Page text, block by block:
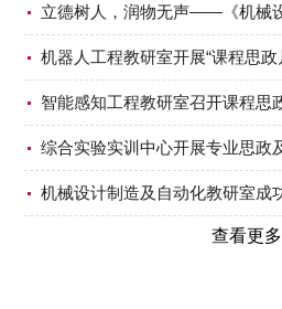
机器人工程教研室开展“课程思政
智能感知工程教研室召开课程思
综合实验实训中心开展专业思政
查看更多